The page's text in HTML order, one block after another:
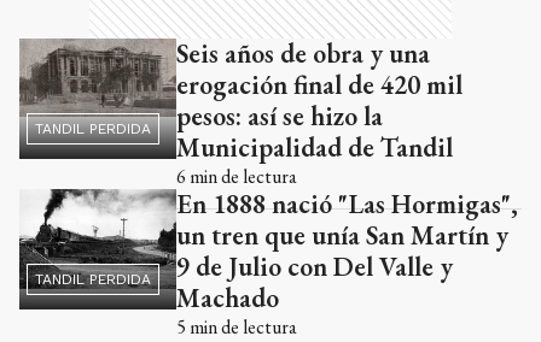
TANDIL PERDIDA
Seis años de obra y una
erogación final de 420 mil
pesos: así se hizo la
Municipalidad de Tandil
6 min de lectura
TANDIL PERDIDA
En 1888 nació "Las Hormigas",
un tren que unía San Martín y
9 de Julio con Del Valle y
Machado
5 min de lectura